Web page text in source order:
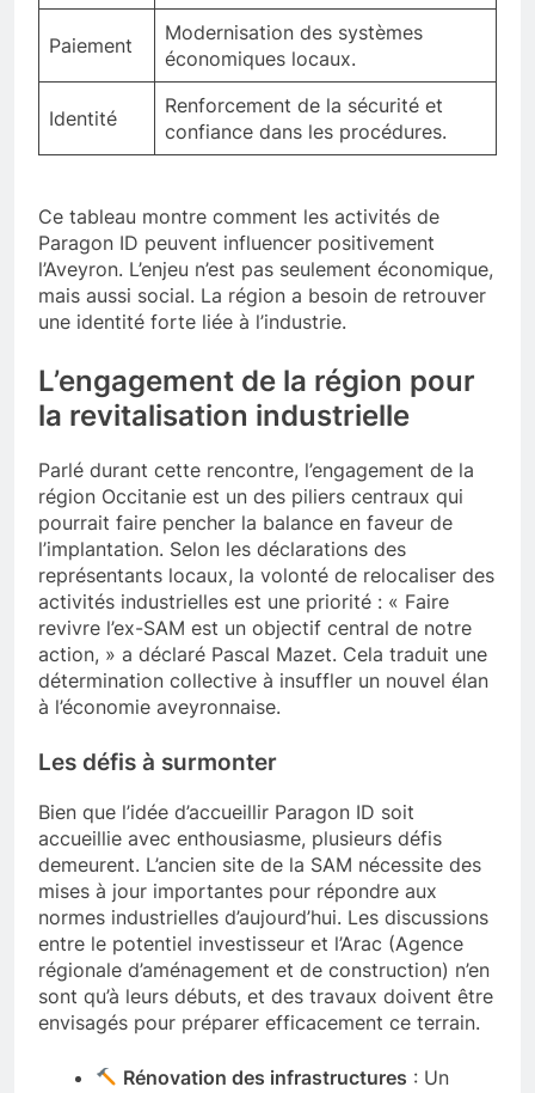
Paiement
Modernisation des systèmes
économiques locaux.
Identité
Renforcement de la sécurité et
confiance dans les procédures.
Ce tableau montre comment les activités de
Paragon ID peuvent influencer positivement
l’Aveyron. L’enjeu n’est pas seulement économique,
mais aussi social. La région a besoin de retrouver
une identité forte liée à l’industrie.
L’engagement de la région pour
la revitalisation industrielle
Parlé durant cette rencontre, l’engagement de la
région Occitanie est un des piliers centraux qui
pourrait faire pencher la balance en faveur de
l’implantation. Selon les déclarations des
représentants locaux, la volonté de relocaliser des
activités industrielles est une priorité : « Faire
revivre l’ex-SAM est un objectif central de notre
action, » a déclaré Pascal Mazet. Cela traduit une
détermination collective à insuffler un nouvel élan
à l’économie aveyronnaise.
Les défis à surmonter
Bien que l’idée d’accueillir Paragon ID soit
accueillie avec enthousiasme, plusieurs défis
demeurent. L’ancien site de la SAM nécessite des
mises à jour importantes pour répondre aux
normes industrielles d’aujourd’hui. Les discussions
entre le potentiel investisseur et l’Arac (Agence
régionale d’aménagement et de construction) n’en
sont qu’à leurs débuts, et des travaux doivent être
envisagés pour préparer efficacement ce terrain.
Rénovation des infrastructures : Un